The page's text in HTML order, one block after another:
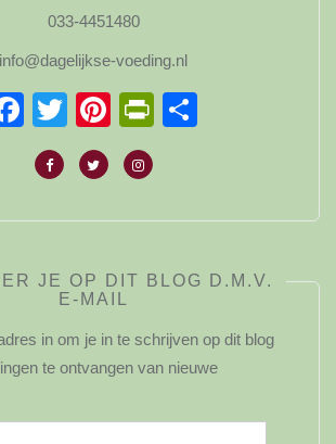
033-4451480
info@dagelijkse-voeding.nl
Facebook
TwitterPinterest
JE OP DIT BLOG D.M.V.
E-MAIL
in om je in te schrijven op dit blog
te ontvangen van nieuwe